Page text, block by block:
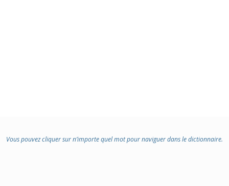
Vous pouvez cliquer sur n’importe quel mot pour naviguer dans le dictionnaire.